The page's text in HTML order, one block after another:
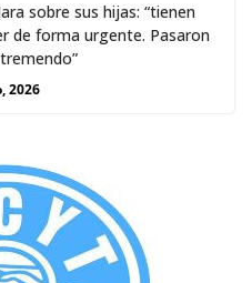
sobre sus hijas: “tienen
de forma urgente. Pasaron
2026